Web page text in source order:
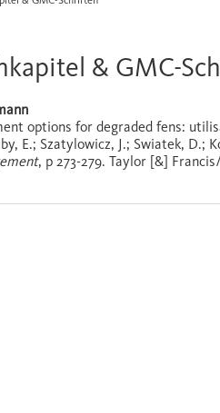
& GMC-
options for degraded fens:
E.; Szatylowicz, J.; Swiatek, D.;
, p 273-279. Taylor [&]